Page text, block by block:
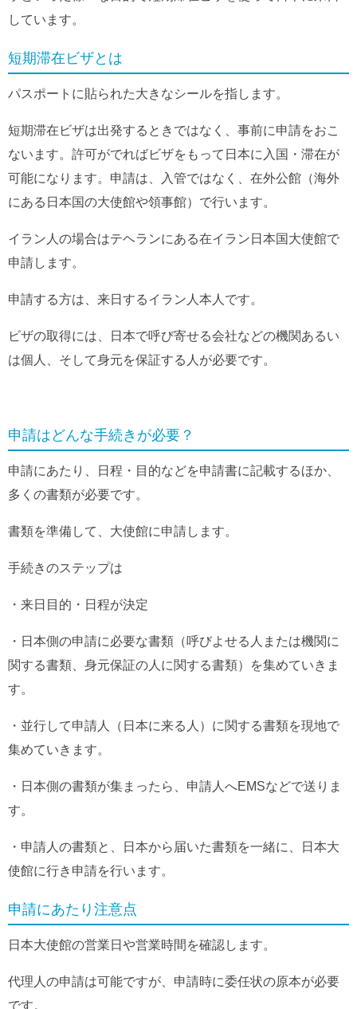
しています。
短期滞在ビザとは
パスポートに貼られた大きなシールを指します。
短期滞在ビザは出発するときではなく、事前に申請をおこ
ないます。許可がでればビザをもって日本に入国・滞在が
可能になります。申請は、入管ではなく、在外公館（海外
にある日本国の大使館や領事館）で行います。
イラン人の場合はテヘランにある在イラン日本国大使館で
申請します。
申請する方は、来日するイラン人本人です。
ビザの取得には、日本で呼び寄せる会社などの機関あるい
は個人、そして身元を保証する人が必要です。
申請はどんな手続きが必要？
申請にあたり、日程・目的などを申請書に記載するほか、
多くの書類が必要です。
書類を準備して、大使館に申請します。
手続きのステップは
・来日目的・日程が決定
・日本側の申請に必要な書類（呼びよせる人または機関に
関する書類、身元保証の人に関する書類）を集めていきま
す。
・並行して申請人（日本に来る人）に関する書類を現地で
集めていきます。
・日本側の書類が集まったら、申請人へEMSなどで送りま
す。
・申請人の書類と、日本から届いた書類を一緒に、日本大
使館に行き申請を行います。
申請にあたり注意点
日本大使館の営業日や営業時間を確認します。
代理人の申請は可能ですが、申請時に委任状の原本が必要
です。